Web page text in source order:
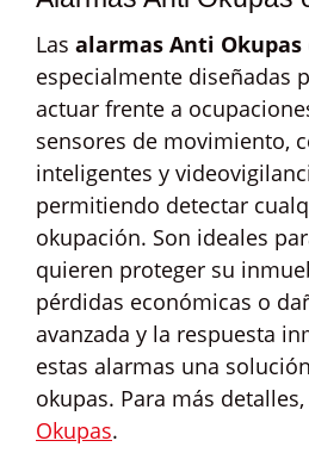
Las alarmas Anti Okupas
especialmente diseñadas
actuar frente a
sensores de movimiento,
inteligentes y
permitiendo detectar
okupación. Son ideales
quieren proteger su
pérdidas económicas o
avanzada y la respuesta
estas alarmas una
okupas. Para más detalles,
Okupas.